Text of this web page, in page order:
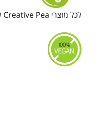
לכל מוצרי Creative Pea לחץ כאן